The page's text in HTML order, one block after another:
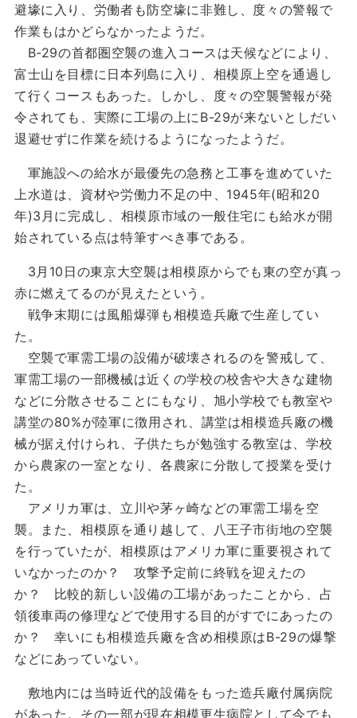
避壕に入り、労働者も防空壕に非難し、度々の警報で
作業もはかどらなかったようだ。
B-29の首都圏空襲の進入コースは天候などにより、
富士山を目標に日本列島に入り、相模原上空を通過し
て行くコースもあった。しかし、度々の空襲警報が発
令されても、実際に工場の上にB-29が来ないとしだい
退避せずに作業を続けるようになったようだ。
軍施設への給水が最優先の急務と工事を進めていた
上水道は、資材や労働力不足の中、1945年(昭和20
年)3月に完成し、相模原市域の一般住宅にも給水が開
始されている点は特筆すべき事である。
3月10日の東京大空襲は相模原からでも東の空が真っ
赤に燃えてるのが見えたという。
戦争末期には風船爆弾も相模造兵廠で生産してい
た。
空襲で軍需工場の設備が破壊されるのを警戒して、
軍需工場の一部機械は近くの学校の校舎や大きな建物
などに分散させることにもなり、旭小学校でも教室や
講堂の80%が陸軍に徴用され、講堂は相模造兵廠の機
械が据え付けられ、子供たちが勉強する教室は、学校
から農家の一室となり、各農家に分散して授業を受け
た。
アメリカ軍は、立川や茅ヶ崎などの軍需工場を空
襲。また、相模原を通り越して、八王子市街地の空襲
を行っていたが、相模原はアメリカ軍に重要視されて
いなかったのか？ 攻撃予定前に終戦を迎えたの
か？ 比較的新しい設備の工場があったことから、占
領後車両の修理などで使用する目的がすでにあったの
か？ 幸いにも相模造兵廠を含め相模原はB-29の爆撃
などにあっていない。
敷地内には当時近代的設備をもった造兵廠付属病院
があった。その一部が現在相模更生病院として今でも